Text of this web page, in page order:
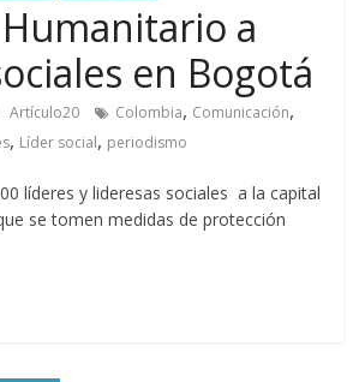
a
en Bogotá
Artículo20 Colombia, Comunicación,
, Líder social, periodismo
líderes y lideresas sociales a la capital
se tomen medidas de protección